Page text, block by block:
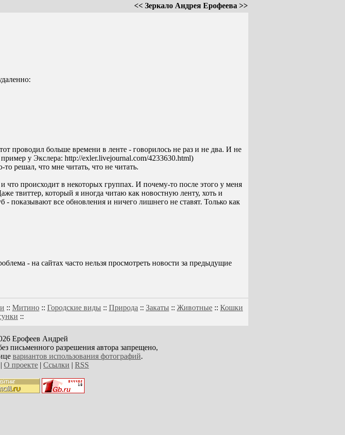
<< Зеркало Андрея Ерофеева >>
проводил больше времени в ленте - говорилось не раз и не два. И не
у Экслера: http://exler.livejournal.com/4233630.html)
решал, что мне читать, что не читать.
происходит в некоторых группах. И почему-то после этого у меня
твиттер, который я иногда читаю как новостную ленту, хоть и
- показывают все обновления и ничего лишнего не ставят. Только как
- на сайтах часто нельзя просмотреть новости за предыдущие
:: Митино :: Городские виды :: Природа :: Закаты :: Животные :: Кошки
::
Ерофеев Андрей
письменного разрешения автора запрещено,
вариантов использования фотографий.
| О проекте | Ссылки | RSS